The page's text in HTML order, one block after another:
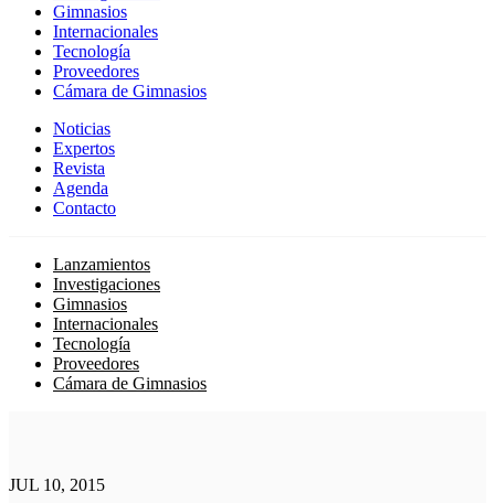
Gimnasios
Internacionales
Tecnología
Proveedores
Cámara de Gimnasios
Noticias
Expertos
Revista
Agenda
Contacto
Lanzamientos
Investigaciones
Gimnasios
Internacionales
Tecnología
Proveedores
Cámara de Gimnasios
JUL 10, 2015